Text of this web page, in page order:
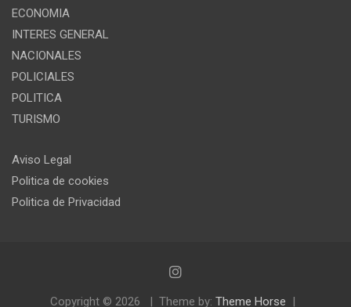
ECONOMIA
INTERES GENERAL
NACIONALES
POLICIALES
POLITICA
TURISMO
Aviso Legal
Politica de cookies
Politica de Privacidad
Copyright © 2026 Theme by: Theme Horse